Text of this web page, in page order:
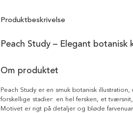
Produktbeskrivelse
Peach Study – Elegant botanisk
Om produktet
Peach Study er en smuk botanisk
forskellige stadier: en hel fersken, et
Motivet er rigt på detaljer og bløde